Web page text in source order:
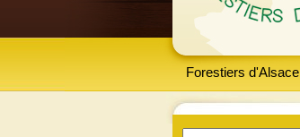
Forestiers d'Alsace